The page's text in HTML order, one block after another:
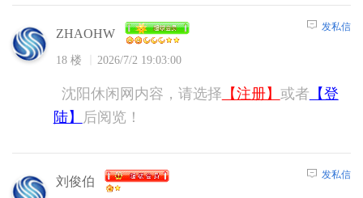
ZHAOHW
18 楼 2026/7/2 19:03:00
发私信
沈阳休闲网内容，请选择 【注册】 或者 【登
陆】
后阅览！
刘俊伯 发私信